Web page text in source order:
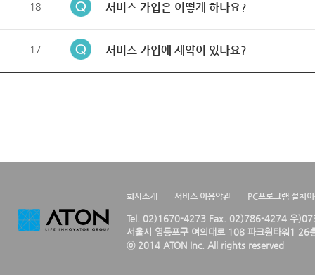
18 서비스 가입은 어떻게 하나요?
17 서비스 가입에 제약이 있나요?
회사소개 서비스 이용약관 PC프로그램 설치
Tel. 02)1670-4273 Fax. 02)786-4274 우
서울시 영등포구 여의대로 108 파크원타워1 26
ⓒ 2014 ATON Inc. All rights reserved